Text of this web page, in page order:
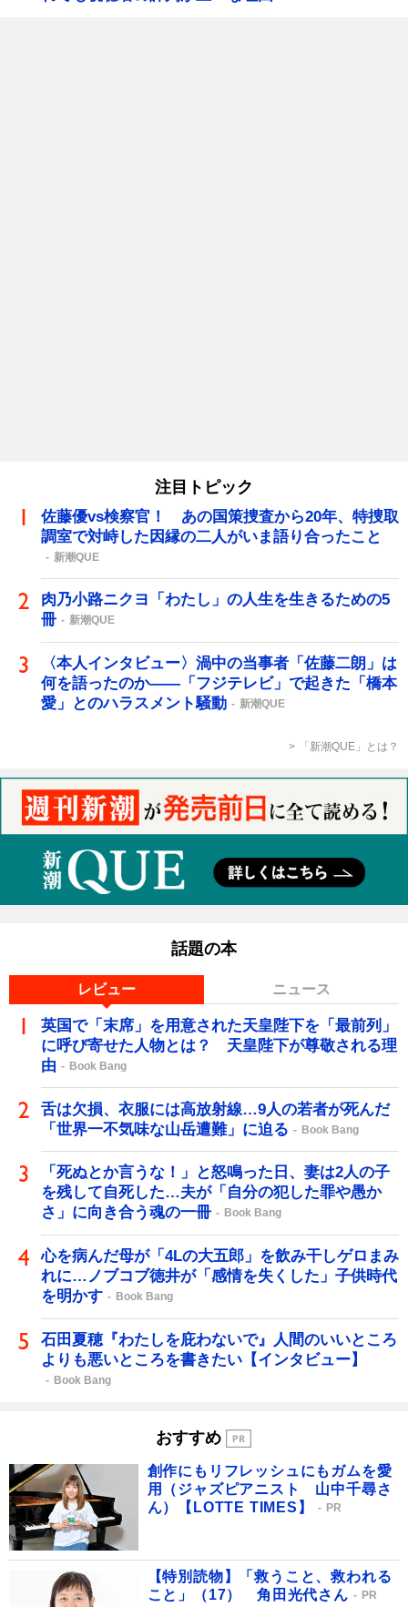
注目トピック
佐藤優vs検察官！ あの国策捜査から20年、特捜取
調室で対峙した因縁の二人がいま語り合ったこと
新潮QUE
肉乃小路ニクヨ「わたし」の人生を生きるための5
冊
新潮QUE
〈本人インタビュー〉渦中の当事者「佐藤二朗」は
何を語ったのか――「フジテレビ」で起きた「橋本
愛」とのハラスメント騒動
新潮QUE
「新潮QUE」とは？
話題の本
レビュー ニュース
英国で「末席」を用意された天皇陛下を「最前列」
に呼び寄せた人物とは？ 天皇陛下が尊敬される理
由
Book Bang
舌は欠損、衣服には高放射線…9人の若者が死んだ
「世界一不気味な山岳遭難」に迫る
Book Bang
「死ぬとか言うな！」と怒鳴った日、妻は2人の子
を残して自死した…夫が「自分の犯した罪や愚か
さ」に向き合う魂の一冊
Book Bang
心を病んだ母が「4Lの大五郎」を飲み干しゲロまみ
れに…ノブコブ徳井が「感情を失くした」子供時代
を明かす
Book Bang
石田夏穂『わたしを庇わないで』人間のいいところ
よりも悪いところを書きたい【インタビュー】
Book Bang
おすすめ
創作にもリフレッシュにもガムを愛
用（ジャズピアニスト 山中千尋さ
ん）【LOTTE TIMES】
PR
【特別読物】「救うこと、救われる
こと」（17） 角田光代さん
PR